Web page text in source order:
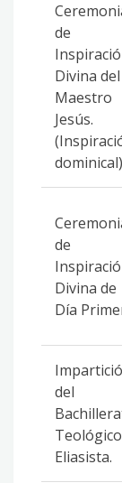
de
Divina del
Maestro
Jesús.
dominical)
de
Divina de
Día
del
Teológico
Eliasista.